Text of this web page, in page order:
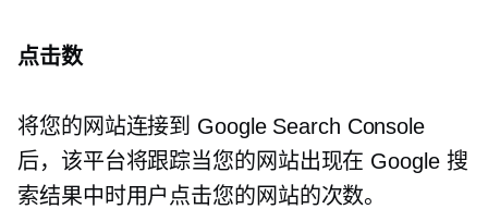
点击数
将您的网站连接到 Google Search Console
后，该平台将跟踪当您的网站出现在 Google 搜
索结果中时用户点击您的网站的次数。